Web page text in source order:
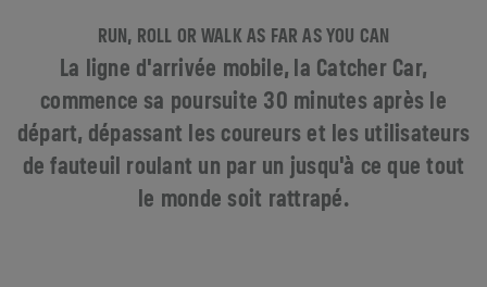
RUN, ROLL OR WALK AS FAR AS YOU CAN
La ligne d'arrivée mobile, la Catcher Car,
commence sa poursuite 30 minutes après le
départ, dépassant les coureurs et les utilisateurs
de fauteuil roulant un par un jusqu'à ce que tout
le monde soit rattrapé.